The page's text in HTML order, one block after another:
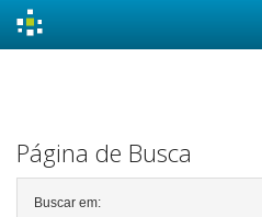
Página de Busca
Buscar em: